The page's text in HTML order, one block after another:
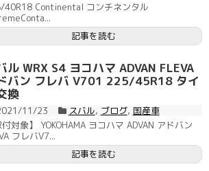
40R18 Continental コンチネンタル
記事を読む
ル WRX S4 ヨコハマ ADVAN FLEVA
バン フレバ V701 225/45R18 タイ
換
11/23 スバル, ブログ, 国産車
付対象】 YOKOHAMA ヨコハマ ADVAN アドバン
フレバV7...
記事を読む